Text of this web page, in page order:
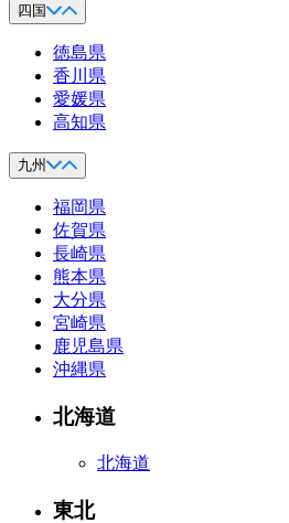
四国
徳島県
香川県
愛媛県
高知県
九州
福岡県
佐賀県
長崎県
熊本県
大分県
宮崎県
鹿児島県
沖縄県
北海道
北海道
東北